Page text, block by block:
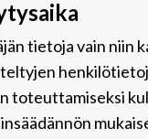
tietoja vain niin
toteuttamiseksi